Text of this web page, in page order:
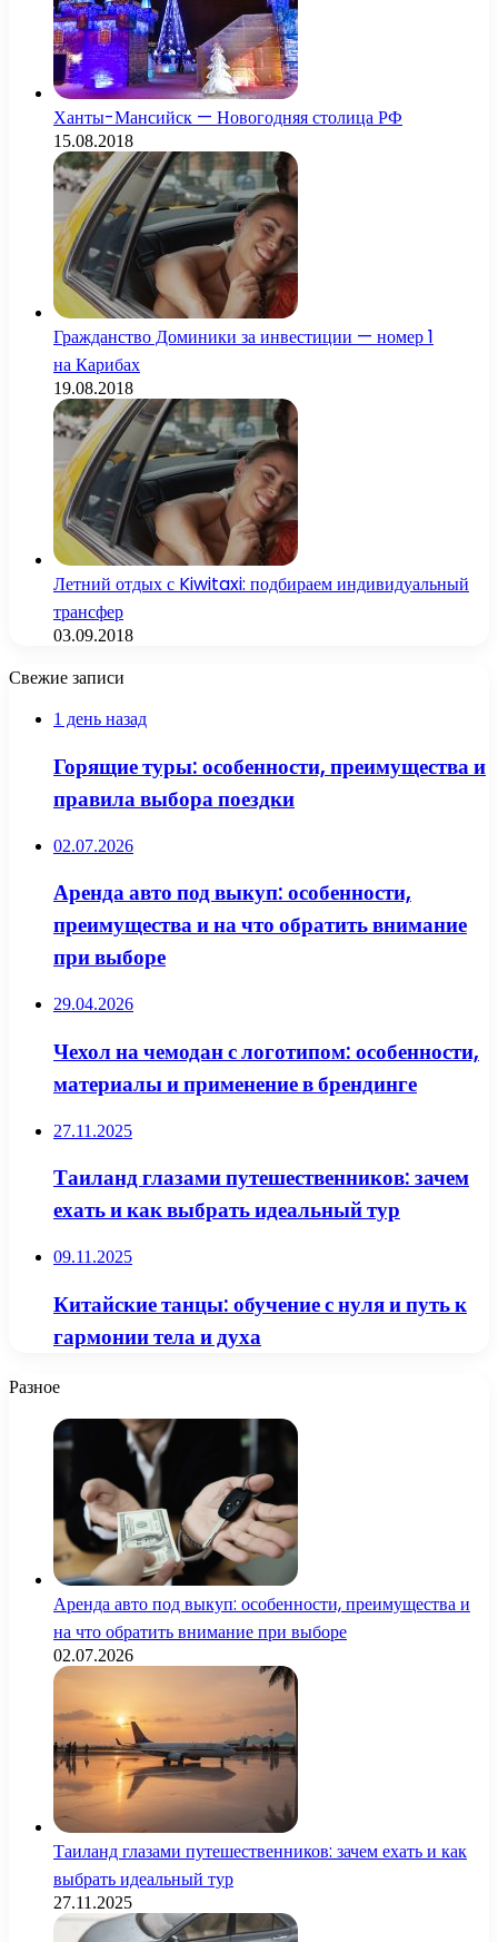
Ханты-Мансийск — Новогодняя столица РФ
15.08.2018
Гражданство Доминики за инвестиции — номер 1
на Карибах
19.08.2018
Летний отдых с Kiwitaxi: подбираем индивидуальный
трансфер
03.09.2018
Свежие записи
1 день назад
Горящие туры: особенности, преимущества и
правила выбора поездки
02.07.2026
Аренда авто под выкуп: особенности,
преимущества и на что обратить внимание
при выборе
29.04.2026
Чехол на чемодан с логотипом: особенности,
материалы и применение в брендинге
27.11.2025
Таиланд глазами путешественников: зачем
ехать и как выбрать идеальный тур
09.11.2025
Китайские танцы: обучение с нуля и путь к
гармонии тела и духа
Разное
Аренда авто под выкуп: особенности, преимущества и
на что обратить внимание при выборе
02.07.2026
Таиланд глазами путешественников: зачем ехать и как
выбрать идеальный тур
27.11.2025